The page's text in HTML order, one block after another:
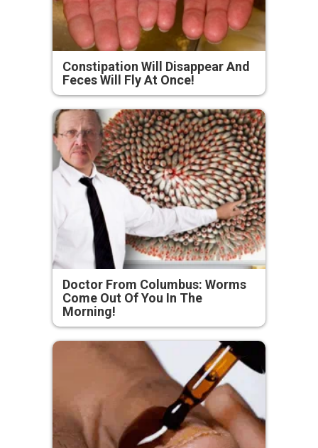
Constipation Will Disappear And
Feces Will Fly At Once!
Doctor From Columbus: Worms
Come Out Of You In The
Morning!